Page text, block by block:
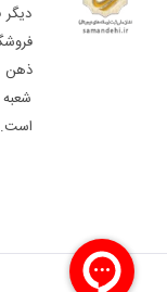
ذهن
است.